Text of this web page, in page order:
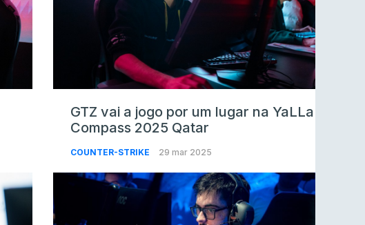
GTZ vai a jogo por um lugar na YaLLa
Compass 2025 Qatar
COUNTER-STRIKE 29 mar 2025